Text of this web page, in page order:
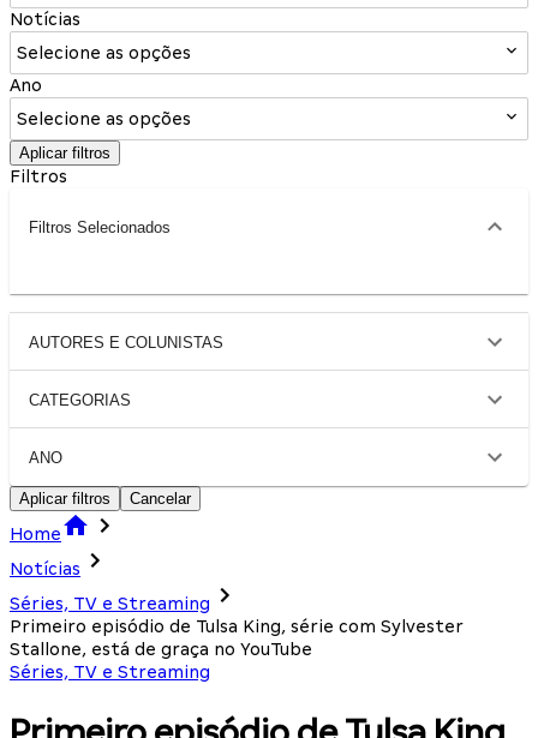
Notícias
Selecione as opções
Ano
Selecione as opções
Aplicar filtros
Filtros
Filtros Selecionados
AUTORES E COLUNISTAS
CATEGORIAS
ANO
Aplicar filtros Cancelar
Home
Notícias
Séries, TV e Streaming
Primeiro episódio de Tulsa King, série com Sylvester
Stallone, está de graça no YouTube
Séries, TV e Streaming